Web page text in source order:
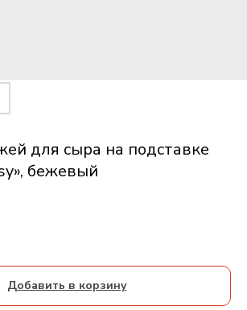
для сыра на подставке
бежевый
Добавить в корзину